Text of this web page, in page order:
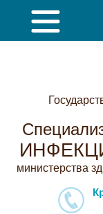
министерства